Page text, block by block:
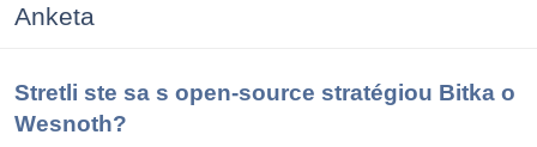
Anketa
Stretli ste sa s open-source stratégiou Bitka o
Wesnoth?